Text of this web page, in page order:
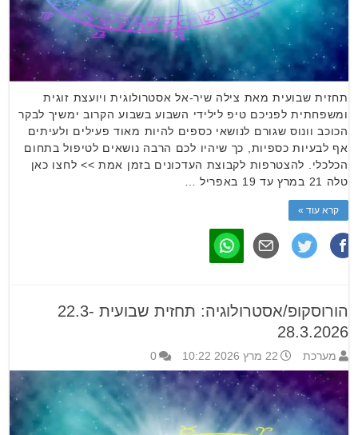
תחזית שבועית מאת צילה שיר-אל אסטרולוגית ויועצת זוגית
ומשפחתית לפניכם טיפ לילידי השבוע בשבוע הקרוב ימשיך לבקר
הכוכב וונוס שגורם לנושאי כספים להיות מאוד פעילים ולעיתים
אף לבעיות כספיות, כך שיהיו לכם הרבה נושאים לטיפול בתחום
הכלכלי. להצטרפות לקבוצת העדכונים בזמן אמת >> לחצו כאן
טלה 21 במרץ עד 19 באפריל …
קרא עוד »
הורוסקופ/אסטרולוגיה: תחזית שבועית 22.3-
28.3.2026
מערכת 22 מרץ 2026 10:22 0